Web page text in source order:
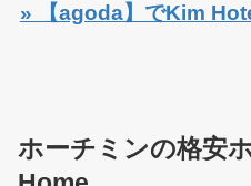
» 【agoda】でKim
ホーチミンの格安